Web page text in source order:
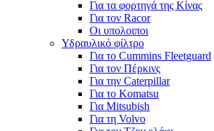
Για τα φορτηγά της Κίνας
Για τον Racor
Οι υπολοιποι
Υδραυλικό φίλτρο
Για το Cummins Fleetguard
Για τον Πέρκινς
Για την Caterpillar
Για το Komatsu
Για Mitsubish
Για τη Volvo